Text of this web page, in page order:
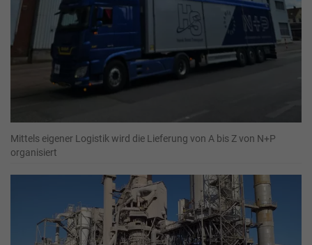
Mittels eigener Logistik wird die Lieferung von A bis Z von N+P
organisiert